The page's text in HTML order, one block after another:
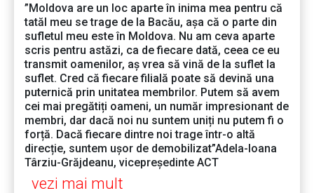
”Moldova are un loc aparte în inima mea pentru că
tatăl meu se trage de la Bacău, așa că o parte din
sufletul meu este în Moldova. Nu am ceva aparte
scris pentru astăzi, ca de fiecare dată, ceea ce eu
transmit oamenilor, aș vrea să vină de la suflet la
suflet. Cred că fiecare filială poate să devină una
puternică prin unitatea membrilor. Putem să avem
cei mai pregătiți oameni, un număr impresionant de
membri, dar dacă noi nu suntem uniți nu putem fi o
forță. Dacă fiecare dintre noi trage într-o altă
direcție, suntem ușor de demobilizat”Adela-Ioana
Târziu-Grăjdeanu, vicepreședinte ACT
vezi mai mult